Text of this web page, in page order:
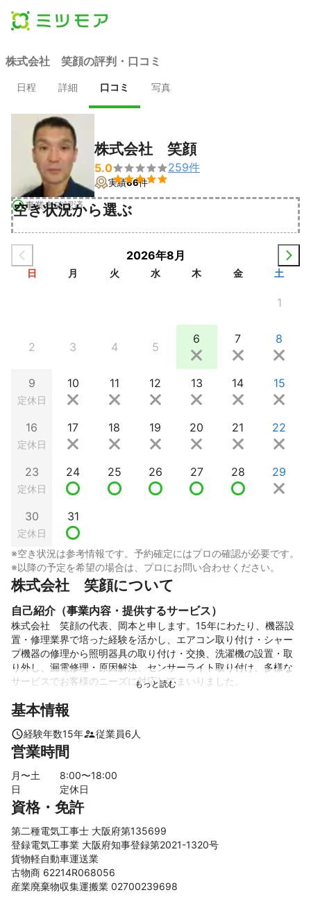
株式会社 笑顔の評判・口コミ
日程 詳細 口コミ 写真
事業者確認済
株式会社 笑顔
5.0

259件
実績66件
空き状況から選ぶ
2026年8月
日 月 火 水 木 金 土
1
2 3 4 5
6 7 8
9
定休日
10 11 12 13 14 15
16
定休日
17 18 19 20 21 22
23
定休日
24 25 26 27 28 29
30
定休日
31
※空き状況は参考情報です。予約確定にはプロの確認が必要です。
※以降の予定を希望の場合は、プロにお問い合わせください。
株式会社　笑顔について
自己紹介（事業内容・提供するサービス）
株式会社　笑顔の代表、岡本と申します。15年にわたり、機器設
置・修理業界で培った経験を活かし、エアコン取り付け・シャー
プ機器の修理から照明器具の取り付け・交換、洗濯機の設置・取
り外し、漏電修理・原因解決、センサーライト取り付け、多様な
サービスでお客様のニーズに対応してまいりました。
私たちはエアコン工事・電化製品の修理において10年以上の実績
おります。お客様からの信頼
これまでの実績
電化製品修理10年以
アピールポイント
綺麗、丁寧に仕事致します。
基本情報
経験年数15年 従業員6 人
営業時間
月〜土 8:00〜18:00
日
定休日
資格・免許
第二種電気工事士 大阪府第135699
登録電気工事業 大阪府知事登録第2021-1320号
貨物軽自動車運送業
古物商 62214R068056
産業廃棄物収集運搬業 02700239698